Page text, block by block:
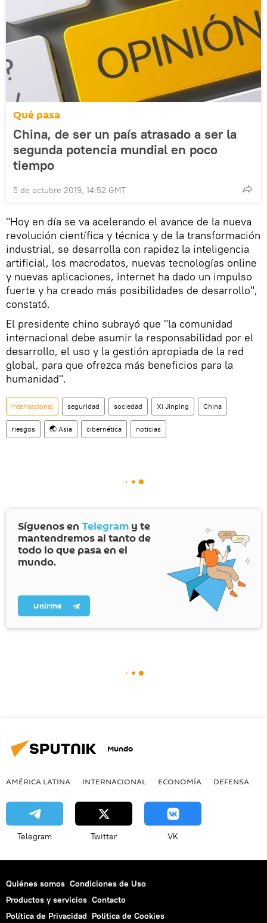
Qué pasa
China, de ser un país atrasado a ser la
segunda potencia mundial en poco
tiempo
5 de octubre 2019, 14:52 GMT
"Hoy en día se va acelerando el avance de la nueva
revolución científica y técnica y de la transformación
industrial, se desarrolla con rapidez la inteligencia
artificial, los macrodatos, nuevas tecnologías online
y nuevas aplicaciones, internet ha dado un impulso
fuerte y ha creado más posibilidades de desarrollo",
constató.
El presidente chino subrayó que "la comunidad
internacional debe asumir la responsabilidad por el
desarrollo, el uso y la gestión apropiada de la red
global, para que ofrezca más beneficios para la
humanidad".
Internacional seguridad sociedad Xi Jinping China
riesgos 🌏 Asia cibernética noticias
Síguenos en Telegram y te
mantendremos al tanto de
todo lo que pasa en el
mundo.
Unirme
Mundo
AMÉRICA LATINA INTERNACIONAL ECONOMÍA DEFENSA
Telegram Twitter VK
Quiénes somos Condiciones de Uso
Productos y servicios Contacto
Política de Privacidad Politica de Cookies